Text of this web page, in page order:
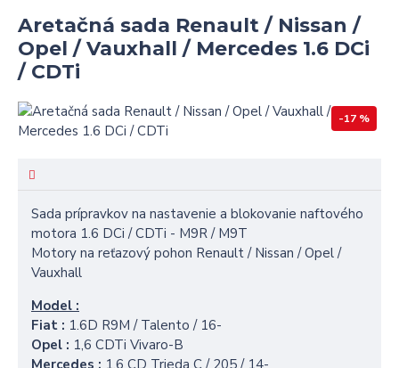
Aretačná sada Renault / Nissan /
Opel / Vauxhall / Mercedes 1.6 DCi
/ CDTi
-17 %
Sada prípravkov na nastavenie a blokovanie naftového
motora 1.6 DCi / CDTi - M9R / M9T
Motory na reťazový pohon Renault / Nissan / Opel /
Vauxhall
Model :
Fiat : 1.6D R9M / Talento / 16-
Opel : 1,6 CDTi Vivaro-B
Mercedes : 1,6 CD Trieda C / 205 / 14-